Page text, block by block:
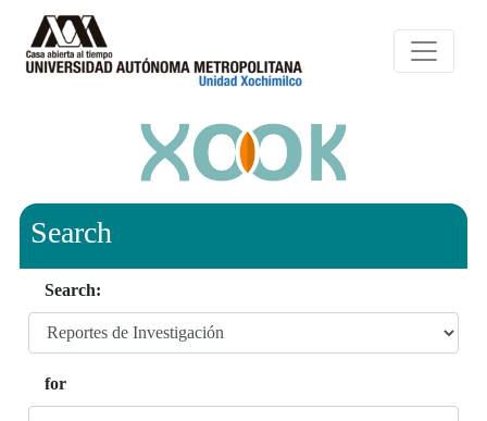
Search
Search:
for